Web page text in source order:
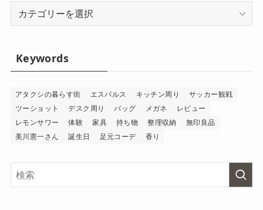
Category
Keywords
アタクシの暮らす街 エスパルス キッチン周り
サッカー観戦
ツーショット
デスク周り バッグ メガネ
レビュー
レモンサワー
体験 家具 持ち物 整理収納
無印良品
美川憲一さん
誕生日 足元コーデ 香り